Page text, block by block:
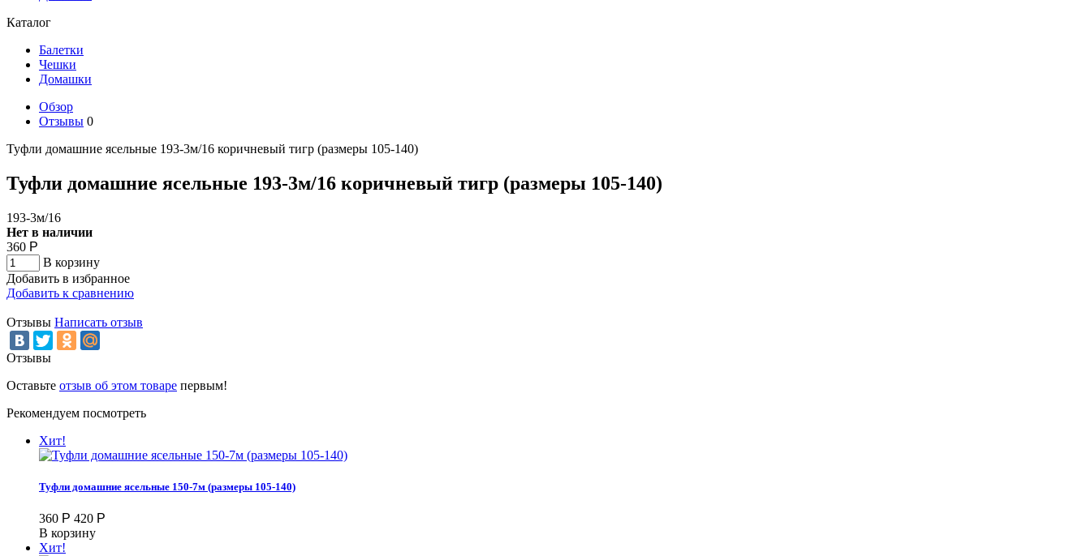
Каталог
Балетки
Чешки
Домашки
Обзор
Отзывы 0
Туфли домашние ясельные 193-3м/16 коричневый тигр (размеры 105-140)
Туфли домашние ясельные 193-3м/16 коричневый тигр (размеры 105-140)
193-3м/16
Нет в наличии
360 Р
В корзину
Добавить в избранное
Добавить к сравнению
Отзывы Написать отзыв
Отзывы
Оставьте отзыв об этом товаре первым!
Рекомендуем посмотреть
Хит!
Туфли домашние ясельные 150-7м (размеры 105-140)
360 Р 420 Р
В корзину
Хит!